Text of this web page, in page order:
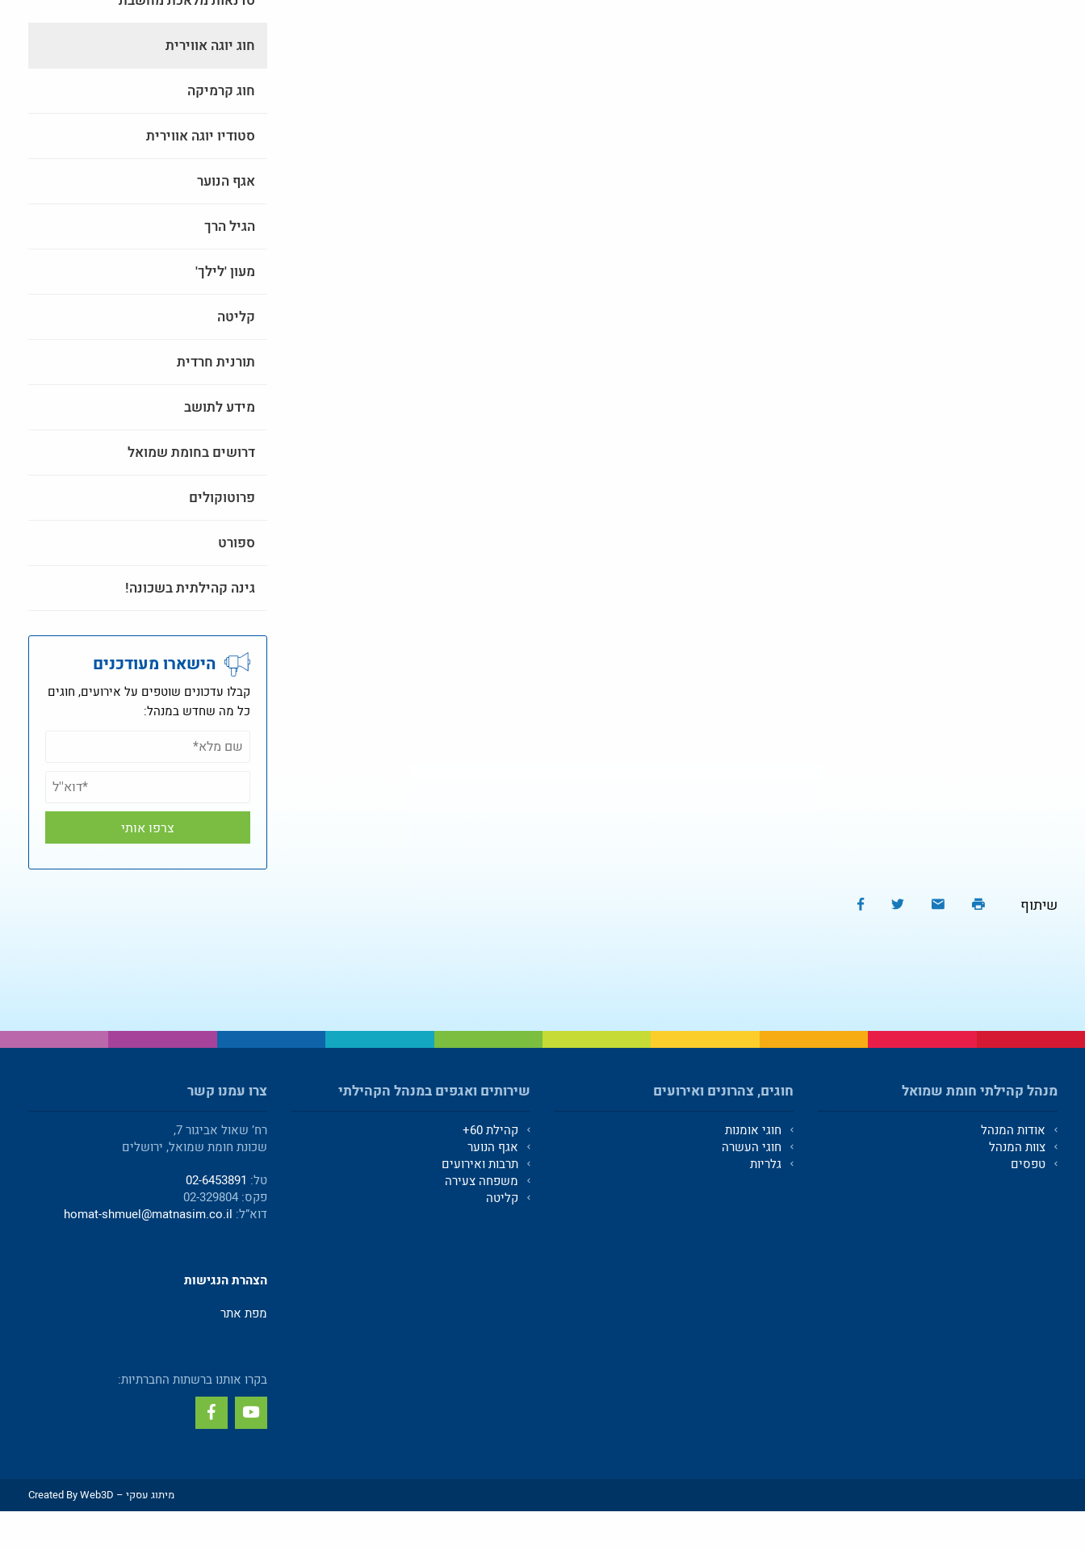
חוג יוגה אווירית
חוג קרמיקה
סטודיו יוגה אווירית
אגף הנוער
הגיל הרך
מעון 'לילך'
קליטה
תורנית חרדית
מידע לתושב
דרושים בחומת שמואל
פרוטוקולים
ספורט
גינה קהילתית בשכונה!
הישארו מעודכנים
קבלו עדכונים שוטפים על אירועים, חוגים
כל מה שחדש במנהל:
שיתוף
מנהל קהילתי חומת שמואל
אודות המנהל
צוות המנהל
טפסים
חוגים, צהרונים ואירועים
חוגי אומנות
חוגי העשרה
גלריות
שירותים ואגפים במנהל הקהילתי
קהילת 60+
אגף הנוער
תרבות ואירועים
משפחה צעירה
קליטה
צרו עמנו קשר
רח’ שאול אביגור 7,
שכונת חומת שמואל, ירושלים
טל: 02-6453891
פקס: 02-329804
דוא”ל: homat-shmuel@matnasim.co.il
הצהרת הנגישות
מפת אתר
בקרו אותנו ברשתות החברתיות:
מיתוג עסקי – Created By Web3D